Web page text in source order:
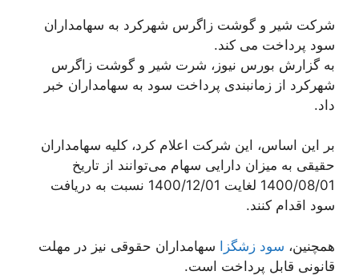
شرکت شیر و گوشت زاگرس شهرکرد به سهامداران
سود پرداخت می کند.
به گزارش بورس نیوز، شرت شیر و گوشت زاگرس
شهرکرد از زمانبندی پرداخت سود به سهامداران خبر
داد.
بر این اساس، این شرکت اعلام کرد، کلیه سهامداران
حقیقی به میزان دارایی سهام می‌توانند از تاریخ
1400/08/01 لغایت 1400/12/01 نسبت به دریافت
سود اقدام کنند.
همچنین، سود زشگزا سهامداران حقوقی نیز در مهلت
قانونی قابل پرداخت است.